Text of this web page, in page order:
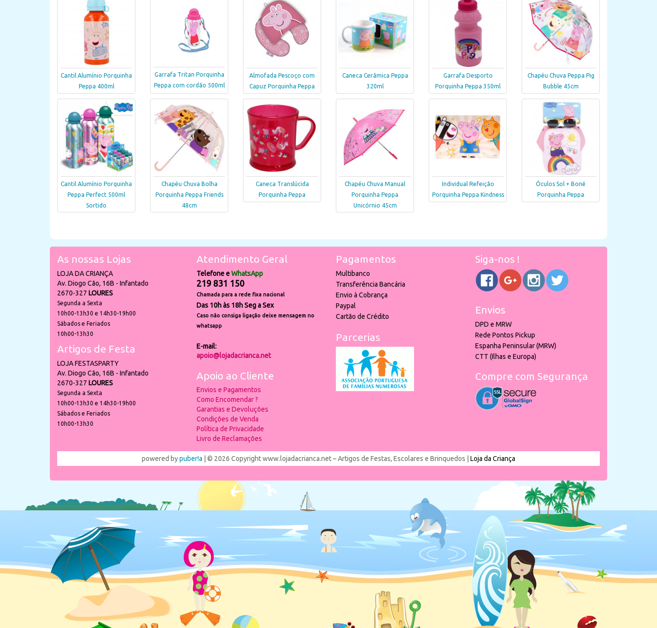
Cantil Alumínio Porquinha
Peppa 400ml
Garrafa Tritan Porquinha
Peppa com cordão 500ml
Almofada Pescoço com
Capuz Porquinha Peppa
Caneca Cerâmica Peppa
320ml
Garrafa Desporto
Porquinha Peppa 350ml
Chapéu Chuva Peppa Pig
Bubble 45cm
Cantil Alumínio Porquinha
Peppa Perfect 500ml
Sortido
Chapéu Chuva Bolha
Porquinha Peppa Friends
48cm
Caneca Translúcida
Porquinha Peppa
Chapéu Chuva Manual
Porquinha Peppa
Unicórnio 45cm
Individual Refeição
Porquinha Peppa Kindness
Óculos Sol + Boné
Porquinha Peppa
As nossas Lojas
LOJA DA CRIANÇA
Av. Diogo Cão, 16B - Infantado
2670-327 LOURES
Segunda a Sexta
10h00-13h30 e 14h30-19h00
Sábados e Feriados
10h00-13h30
Artigos de Festa
LOJA FESTASPARTY
Av. Diogo Cão, 16B - Infantado
2670-327 LOURES
Segunda a Sexta
10h00-13h30 e 14h30-19h00
Sábados e Feriados
10h00-13h30
Atendimento Geral
Telefone eWhatsApp
219 831 150
Chamada para a rede fixa nacional
Das 10h às 18h Seg a Sex
Caso não consiga ligação deixe mensagem no
whatsapp
E-mail:
apoio@lojadacrianca.net
Apoio ao Cliente
Envios e Pagamentos
Como Encomendar ?
Garantias e Devoluções
Condições de Venda
Política de Privacidade
Livro de Reclamações
Pagamentos
Multibanco
Transferência Bancária
Envio à Cobrança
Paypal
Cartão de Crédito
Parcerias
Siga-nos !
Envios
DPD e MRW
Rede Pontos Pickup
Espanha Peninsular (MRW)
CTT (Ilhas e Europa)
Compre com Segurança
powered bypuber!a | © 2026 Copyright www.lojadacrianca.net – Artigos de Festas, Escolares e Brinquedos | Loja da Criança